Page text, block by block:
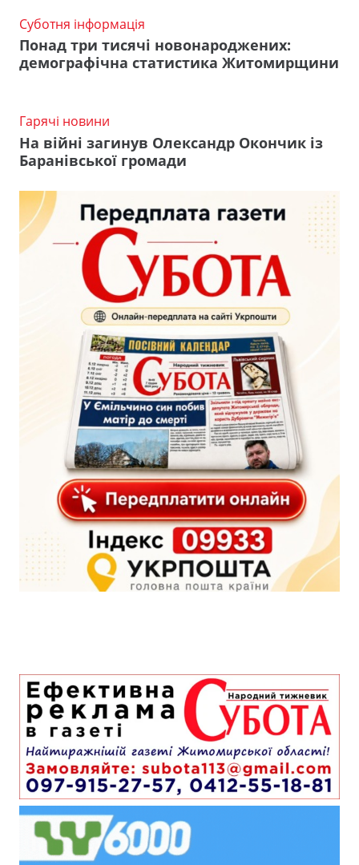
Суботня інформація
Понад три тисячі новонароджених:
демографічна статистика Житомирщини
Гарячі новини
На війні загинув Олександр Окончик із
Баранівської громади